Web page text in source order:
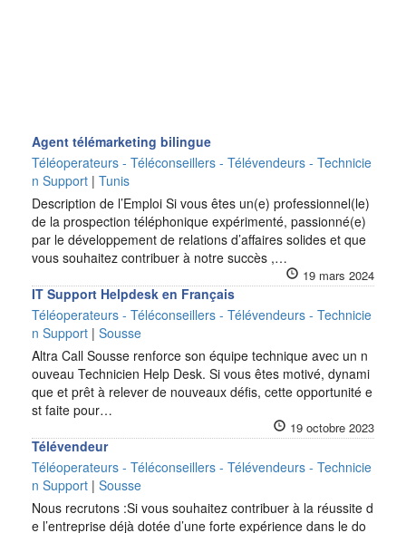
Agent télémarketing bilingue
Téléoperateurs - Téléconseillers - Télévendeurs - Technicie
n Support | Tunis
Description de l’Emploi Si vous êtes un(e) professionnel(le)
de la prospection téléphonique expérimenté, passionné(e)
par le développement de relations d’affaires solides et que
vous souhaitez contribuer à notre succès ,…
19 mars 2024
IT Support Helpdesk en Français
Téléoperateurs - Téléconseillers - Télévendeurs - Technicie
n Support | Sousse
Altra Call Sousse renforce son équipe technique avec un n
ouveau Technicien Help Desk. Si vous êtes motivé, dynami
que et prêt à relever de nouveaux défis, cette opportunité e
st faite pour…
19 octobre 2023
Télévendeur
Téléoperateurs - Téléconseillers - Télévendeurs - Technicie
n Support | Sousse
Nous recrutons :Si vous souhaitez contribuer à la réussite d
e l’entreprise déjà dotée d’une forte expérience dans le do